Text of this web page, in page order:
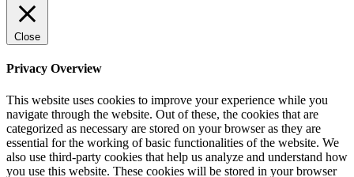
Close
Privacy Overview
This website uses cookies to improve your experience while you
navigate through the website. Out of these, the cookies that are
categorized as necessary are stored on your browser as they are
essential for the working of basic functionalities of the website. We
also use third-party cookies that help us analyze and understand how
you use this website. These cookies will be stored in your browser